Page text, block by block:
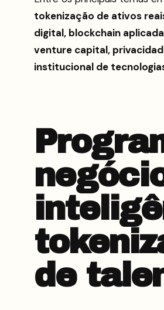
tokenização de ativos
digital, blockchain
venture capital,
institucional de
de